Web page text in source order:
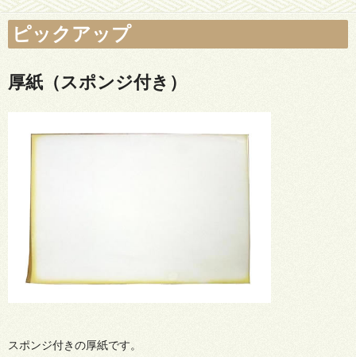
ピックアップ
厚紙（スポンジ付き）
スポンジ付きの厚紙です。